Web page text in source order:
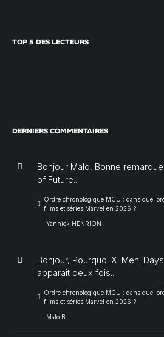
TOP 5 DES LECTEURS
DERNIERS COMMENTAIRES
Bonjour Malo, Bonne
of Future...
Ordre chronologique MCU : dans quel
films et séries Marvel en 2026 ?
Yannick HENRION
Bonjour, Pourquoi X-Men:
apparait deux fois...
Ordre chronologique MCU : dans quel
films et séries Marvel en 2026 ?
Malo B